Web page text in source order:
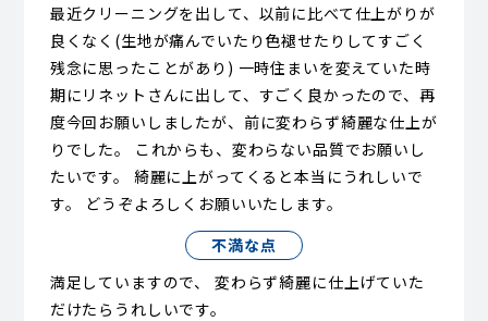
最近クリーニングを出して、以前に比べて仕上がりが
良くなく(生地が痛んでいたり色褪せたりしてすごく
残念に思ったことがあり) 一時住まいを変えていた時
期にリネットさんに出して、すごく良かったので、再
度今回お願いしましたが、前に変わらず綺麗な仕上が
りでした。 これからも、変わらない品質でお願いし
たいです。 綺麗に上がってくると本当にうれしいで
す。 どうぞよろしくお願いいたします。
不満な点
満足していますので、 変わらず綺麗に仕上げていた
だけたらうれしいです。